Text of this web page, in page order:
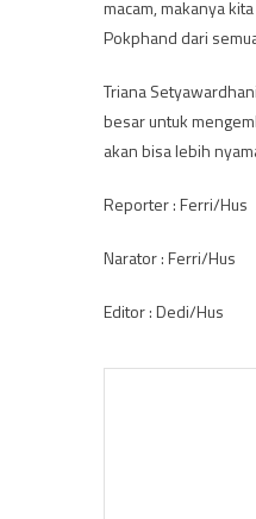
macam, makanya
Pokphand dari
Triana
besar untuk
akan bisa lebih
Reporter : Ferri/Hus
Narator : Ferri/Hus
Editor : Dedi/Hus